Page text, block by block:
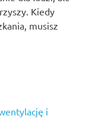
Kiedy
musisz
i